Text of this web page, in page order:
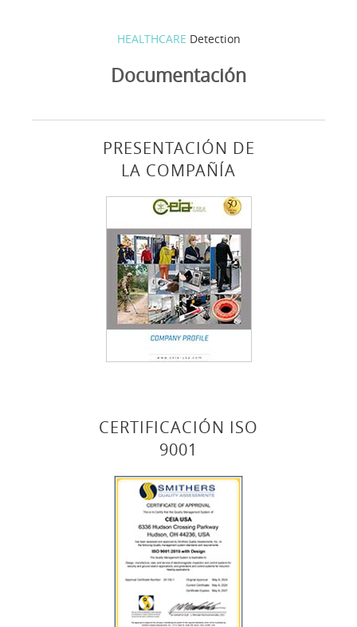
HEALTHCARE Detection
Documentación
PRESENTACIÓN DE
LA COMPAÑÍA
CERTIFICACIÓN ISO
9001